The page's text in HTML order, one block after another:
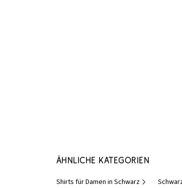
Ähnliche Kategorien
Shirts für Damen in Schwarz